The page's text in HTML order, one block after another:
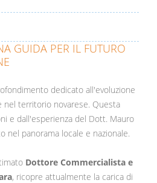
GUIDA PER IL FUTURO
dedicato all'evoluzione
nel territorio novarese. Questa
e dall'esperienza del Dott. Mauro
nel panorama locale e nazionale.
Dottore Commercialista e
, ricopre attualmente la carica di